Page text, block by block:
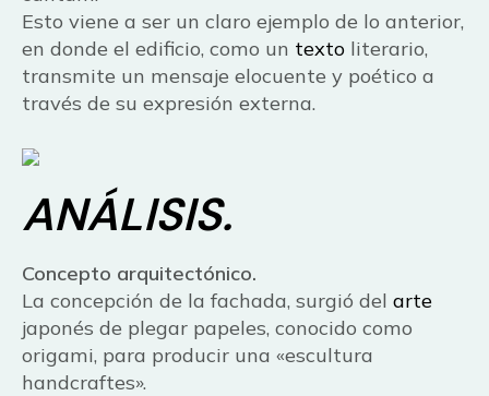
Esto viene a ser un claro ejemplo de lo anterior,
en donde el edificio, como un texto literario,
transmite un mensaje elocuente y poético a
través de su expresión externa.
ANÁLISIS.
Concepto arquitectónico.
La concepción de la fachada, surgió del arte
japonés de plegar papeles, conocido como
origami, para producir una «escultura
handcraftes».